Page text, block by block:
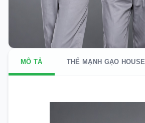
MÔ TẢ THẾ MẠNH GẠO HOUSE